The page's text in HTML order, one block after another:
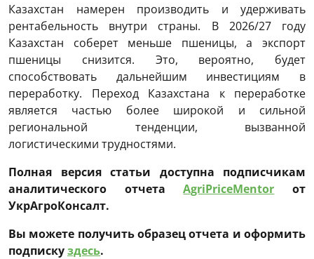
Казахстан намерен производить и удерживать
рентабельность внутри страны. В 2026/27 году
Казахстан соберет меньше пшеницы, а экспорт
пшеницы снизится. Это, вероятно, будет
способствовать дальнейшим инвестициям в
переработку. Переход Казахстана к переработке
является частью более широкой и сильной
региональной тенденции, вызванной
логистическими трудностями.
Полная версия статьи доступна подписчикам
аналитического отчетаAgriPriceMentor от
УкрАгроКонсалт.
Вы можете получить образец отчета и оформить
подпискуздесь.